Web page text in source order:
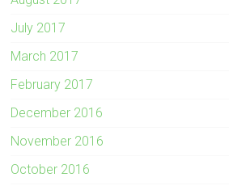
July 2017
March 2017
February 2017
December 2016
November 2016
October 2016